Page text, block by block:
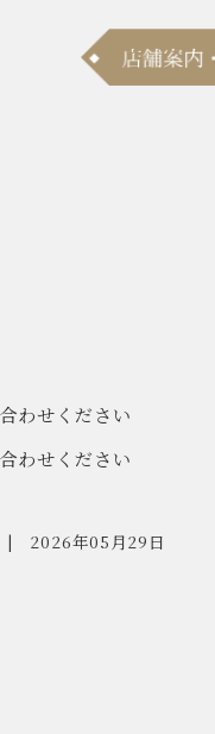
わせください
わせください
2026年05月29日